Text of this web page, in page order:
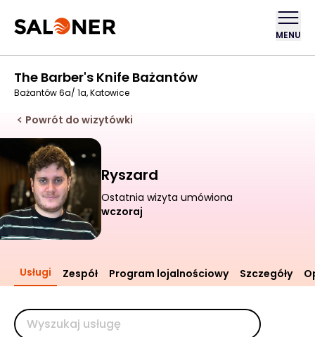
MENU
The Barber's Knife Bażantów
Bażantów 6a/ 1a, Katowice
Powrót do wizytówki
Ryszard
Ostatnia wizyta umówiona
wczoraj
Usługi Zespół Program lojalnościowy Szczegóły